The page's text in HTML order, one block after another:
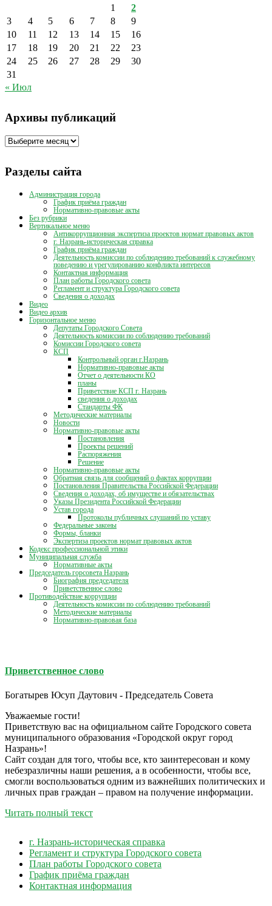
1
2
3
4 5 6 7 8
9
10
11 12 13 14 15
16
17
18 19 20 21 22
23
24
25 26 27 28 29
30
31
« Июл
Архивы публикаций
Архивы
Разделы сайта
Администрация города
График приёма граждан
Нормативно-правовые акты
Без рубрики
Вертикальное меню
Антикоррупционная экспертиза проектов нормат правовых актов
г. Назрань-историческая справка
График приёма граждан
Деятельность комиссии по соблюдению требований к служебному
поведению и урегулированию конфликта интересов
Контактная информация
План работы Городского совета
Регламент и структура Городского совета
Сведения о доходах
Видео
Видео архив
Горизонтальное меню
Депутаты Городского Совета
Деятельность комиссии по соблюдению требований
Комиссии Городского совета
КСП
Контрольный орган г.Назрань
Нормативно-правовые акты
Отчет о деятельности КО
планы
Приветствие КСП г. Назрань
сведения о доходах
Стандарты ФК
Методические материалы
Новости
Нормативно-правовые акты
Постановления
Проекты решений
Распоряжения
Решение
Нормативно-правовые акты
Обратная связь для сообщений о фактах коррупции
Постановления Правительства Российской Федерации
Сведения о доходах, об имуществе и обязательствах
Указы Президента Российской Федерации
Устав города
Протоколы публичных слушаний по уставу
Федеральные законы
Формы, бланки
Экспертиза проектов нормат правовых актов
Кодекс профессиональной этики
Муниципальная служба
Нормативные акты
Председатель горсовета Назрань
Биография председателя
Приветственное слово
Противодействие коррупции
Деятельность комиссии по соблюдению требований
Методические материалы
Нормативно-правовая база
Приветственное слово
Богатырев Юсуп Даутович - Председатель Совета
Уважаемые гости!
Приветствую вас на официальном сайте Городского совета
муниципального образования «Городской округ город
Назрань»!
Сайт создан для того, чтобы все, кто заинтересован и кому
небезразличны наши решения, а в особенности, чтобы все,
смогли воспользоваться одним из важнейших политических и
личных прав граждан – правом на получение информации.
Читать полный текст
г. Назрань-историческая справка
Регламент и структура Городского совета
План работы Городского совета
График приёма граждан
Контактная информация